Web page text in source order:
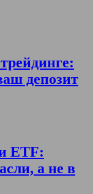
депозит
ETF:
а не в